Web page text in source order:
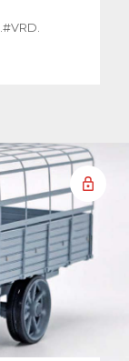
#VRD.